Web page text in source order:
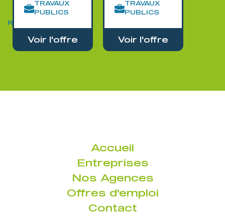
TRAVAUX
PUBLICS
Voir l'offre
TRAVAUX
PUBLICS
Voir l'offre
Accueil
Entreprises
Nos Agences
Offres d'emploi
Contact